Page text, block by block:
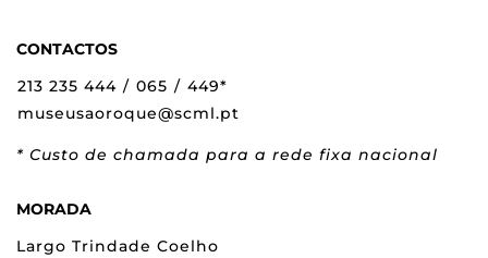
CONTACTOS
213 235 444 / 065 / 449*
museusaoroque@scml.pt
* Custo de chamada para a rede fixa nacional
MORADA
Largo Trindade Coelho